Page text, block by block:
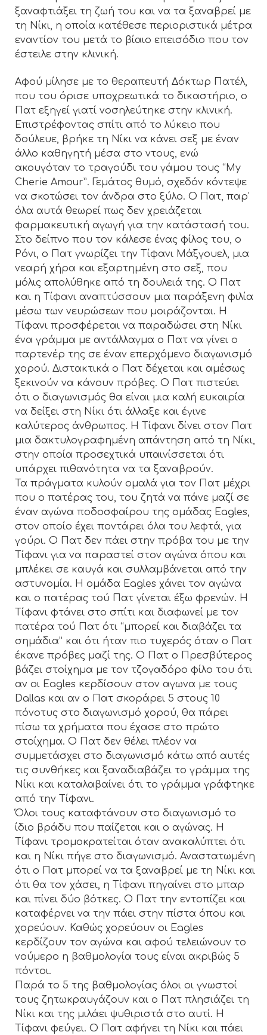
ξαναφτιάξει τη ζωή του και να τα ξαναβρεί με
τη Νίκι, η οποία κατέθεσε περιοριστικά μέτρα
εναντίον του μετά το βίαιο επεισόδιο που τον
έστειλε στην κλινική.
Αφού μίλησε με το θεραπευτή Δόκτωρ Πατέλ,
που του όρισε υποχρεωτικά το δικαστήριο, ο
Πατ εξηγεί γιατί νοσηλεύτηκε στην κλινική.
Επιστρέφοντας σπίτι από το λύκειο που
δούλευε, βρήκε τη Νίκι να κάνει σεξ με έναν
άλλο καθηγητή μέσα στο ντους, ενώ
ακουγόταν το τραγούδι του γάμου τους “My
Cherie Amour”. Γεμάτος θυμό, σχεδόν κόντεψε
να σκοτώσει τον άνδρα στο ξύλο. Ο Πατ, παρ’
όλα αυτά θεωρεί πως δεν χρειάζεται
φαρμακευτική αγωγή για την κατάστασή του.
Στο δείπνο που τον κάλεσε ένας φίλος του, ο
Ρόνι, ο Πατ γνωρίζει την Τίφανι Μάξγουελ, μια
νεαρή χήρα και εξαρτημένη στο σεξ, που
μόλις απολύθηκε από τη δουλειά της. Ο Πατ
και η Τίφανι αναπτύσσουν μια παράξενη φιλία
μέσω των νευρώσεων που μοιράζονται. Η
Τίφανι προσφέρεται να παραδώσει στη Νίκι
ένα γράμμα με αντάλλαγμα ο Πατ να γίνει ο
παρτενέρ της σε έναν επερχόμενο διαγωνισμό
χορού. Διστακτικά ο Πατ δέχεται και αμέσως
ξεκινούν να κάνουν πρόβες. Ο Πατ πιστεύει
ότι ο διαγωνισμός θα είναι μια καλή ευκαιρία
να δείξει στη Νίκι ότι άλλαξε και έγινε
καλύτερος άνθρωπος. Η Τίφανι δίνει στον Πατ
μια δακτυλογραφημένη απάντηση από τη Νίκι,
στην οποία προσεχτικά υπαινίσσεται ότι
υπάρχει πιθανότητα να τα ξαναβρούν.
Τα πράγματα κυλούν ομαλά για τον Πατ μέχρι
που ο πατέρας του, του ζητά να πάνε μαζί σε
έναν αγώνα ποδοσφαίρου της ομάδας Eagles,
στον οποίο έχει ποντάρει όλα του λεφτά, για
γούρι. Ο Πατ δεν πάει στην πρόβα του με την
Τίφανι για να παραστεί στον αγώνα όπου και
μπλέκει σε καυγά και συλλαμβάνεται από την
αστυνομία. Η ομάδα Eagles χάνει τον αγώνα
και ο πατέρας τού Πατ γίνεται έξω φρενών. Η
Τίφανι φτάνει στο σπίτι και διαφωνεί με τον
πατέρα τού Πατ ότι “μπορεί και διαβάζει τα
σημάδια” και ότι ήταν πιο τυχερός όταν ο Πατ
έκανε πρόβες μαζί της. Ο Πατ ο Πρεσβύτερος
βάζει στοίχημα με τον τζογαδόρο φίλο του ότι
αν οι Eagles κερδίσουν στον αγωνα με τους
Dallas και αν ο Πατ σκοράρει 5 στους 10
πόνοτυς στο διαγωνισμό χορού, θα πάρει
πίσω τα χρήματα που έχασε στο πρώτο
στοίχημα. Ο Πατ δεν θέλει πλέον να
συμμετάσχει στο διαγωνισμό κάτω από αυτές
τις συνθήκες και ξαναδιαβάζει το γράμμα της
Νίκι και καταλαβαίνει ότι το γράμμα γράφτηκε
από την Τίφανι.
Όλοι τους καταφτάνουν στο διαγωνισμό το
ίδιο βράδυ που παίζεται και ο αγώνας. Η
Τίφανι τρομοκρατείται όταν ανακαλύπτει ότι
και η Νίκι πήγε στο διαγωνισμό. Αναστατωμένη
ότι ο Πατ μπορεί να τα ξαναβρεί με τη Νίκι και
ότι θα τον χάσει, η Τίφανι πηγαίνει στο μπαρ
και πίνει δύο βότκες. Ο Πατ την εντοπίζει και
καταφέρνει να την πάει στην πίστα όπου και
χορεύουν. Καθώς χορεύουν οι Eagles
κερδίζουν τον αγώνα και αφού τελειώνουν το
νούμερο η βαθμολογία τους είναι ακριβώς 5
πόντοι.
Παρά το 5 της βαθμολογίας όλοι οι γνωστοί
τους ζητωκραυγάζουν και ο Πατ πλησιάζει τη
Νίκι και της μιλάει ψυθιριστά στο αυτί. Η
Τίφανι φεύγει. Ο Πατ αφήνει τη Νίκι και πάει